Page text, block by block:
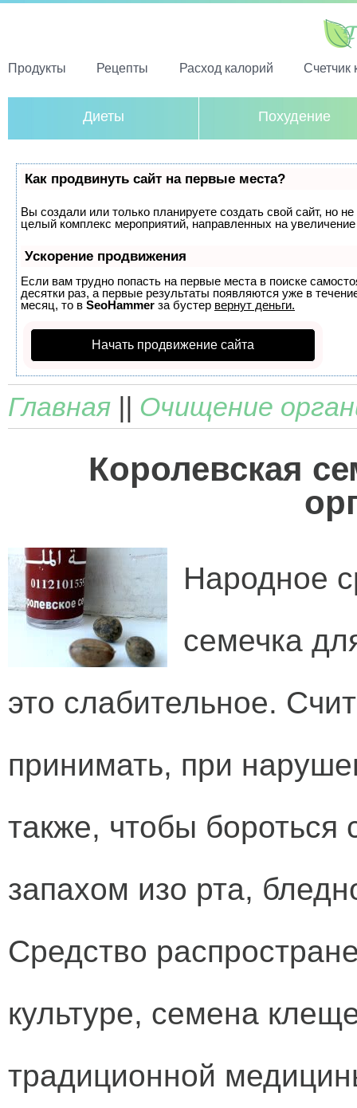
Продукты Рецепты Расход калорий Счетчик
Диеты Похудение
Как продвинуть сайт на первые места?
Вы создали или только планируете создать свой сайт, но
целый комплекс мероприятий, направленных на
Ускорение продвижения
Если вам трудно попасть на первые места в поиске
десятки раз, а первые результаты появляются уже в
месяц, то в SeoHammer за бустер вернут деньги.
Начать продвижение сайта
Главная || Очищение
Королевская
Народное
семечка
это слабительное.
принимать, при
также, чтобы
запахом изо рта,
Средство
культуре, семена
традиционной